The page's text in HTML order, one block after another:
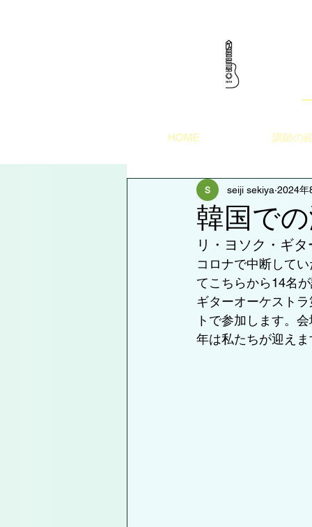
HOME 講師の
韓国で
seiji sekiya 2024年
リ・ヨソク・ギ
コロナで中断して
てこちらから14名
ギターオーケスト
トで参加します。
年は私たちが迎え